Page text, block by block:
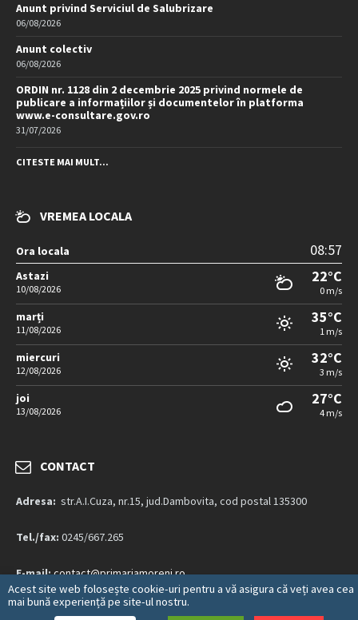
Anunt privind Serviciul de Salubrizare
06/08/2026
Anunt colectiv
06/08/2026
ORDIN nr. 1128 din 2 decembrie 2025 privind normele de
publicare a informațiilor și documentelor în platforma
www.e-consultare.gov.ro
31/07/2026
CITESTE MAI MULT...
VREMEA LOCALA
Ora locala 08:57
Astazi
10/08/2026
22°C
0 m/s
marți
11/08/2026
35°C
1 m/s
miercuri
12/08/2026
32°C
3 m/s
joi
13/08/2026
27°C
4 m/s
CONTACT
Adresa: str.A.I.Cuza, nr.15, jud.Dambovita, cod postal 135300
Tel./fax: 0245/667.265
E-mail:contact@primariamoreni.ro
Mai multe detalii…
Acest site web folosește cookie-uri pentru a vă asigura că veți avea cea
mai bună experiență pe site-ul nostru.